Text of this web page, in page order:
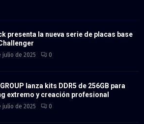
presenta la nueva serie de placas base
julio de 2025 0
lanza kits DDR5 de 256GB para
extremo y creación profesional
julio de 2025 0